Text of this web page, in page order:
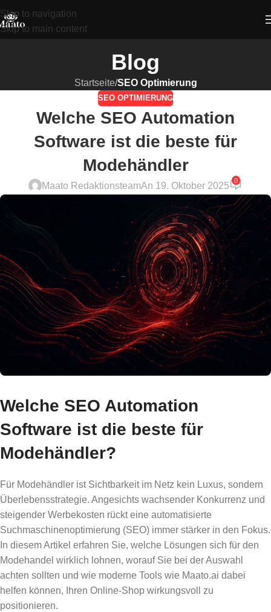
Skip to navigation
Skip to main content
Blog
Startseite/SEO Optimierung
SEO OPTIMIERUNG
Welche SEO Automation
Software ist die beste für
Modehändler
Maato RedaktionsteamAn 19. Oktober 2025
0
Welche SEO Automation
Software ist die beste für
Modehändler?
Für Modehändler ist Sichtbarkeit im Netz kein Luxus, sondern
Überlebensstrategie. Angesichts wachsender Konkurrenz und
steigender Werbekosten rückt eine automatisierte
Suchmaschinenoptimierung (SEO) immer stärker in den Fokus.
In diesem Artikel erfahren Sie, welche Lösungen sich für den
Modehandel wirklich lohnen, worauf Sie bei der Auswahl
achten sollten und wie moderne Tools wie Maato.ai dabei
helfen können, Ihren Online-Shop wirkungsvoll zu
positionieren.